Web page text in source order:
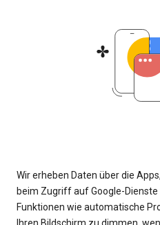
Wir erheben Daten über die
beim Zugriff auf Google-
Funktionen wie automatische